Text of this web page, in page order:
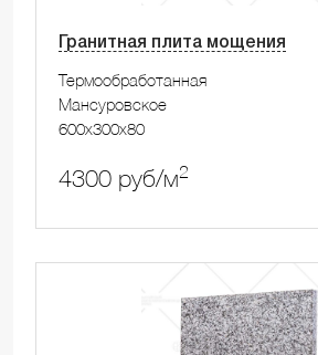
Гранитная плита мощения
Термообработанная
Мансуровское
600x300x80
4300 руб/м2